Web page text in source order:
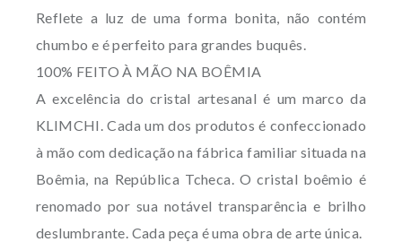
Reflete a luz de uma forma bonita, não contém
chumbo e é perfeito para grandes buquês.
100% FEITO À MÃO NA BOÊMIA
A excelência do cristal artesanal é um marco da
KLIMCHI. Cada um dos produtos é confeccionado
à mão com dedicação na fábrica familiar situada na
Boêmia, na República Tcheca. O cristal boêmio é
renomado por sua notável transparência e brilho
deslumbrante. Cada peça é uma obra de arte única.